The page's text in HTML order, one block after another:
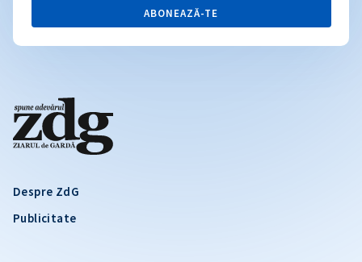
Despre ZdG
Publicitate
ABONEAZĂ-TE